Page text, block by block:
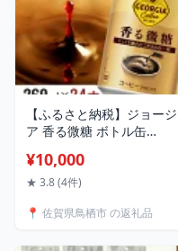
【ふるさと納税】ジョージ
ア 香る微糖 ボトル缶
ーヒー 珈琲 飲料
¥10,000
★ 3.8 (4件)
📍 佐賀県鳥栖市 の返礼品